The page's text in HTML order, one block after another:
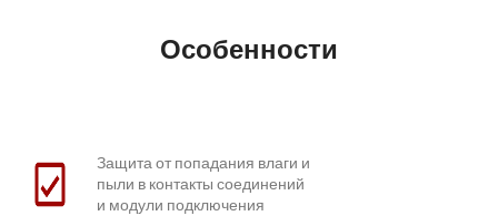
Особенности
Защита от попадания влаги и
пыли в контакты соединений
и модули подключения